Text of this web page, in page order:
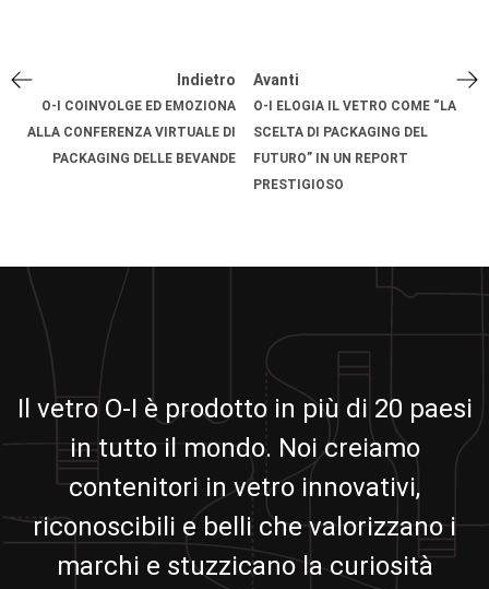
Indietro
O-I COINVOLGE ED EMOZIONA
ALLA CONFERENZA VIRTUALE DI
PACKAGING DELLE BEVANDE
Avanti
O-I ELOGIA IL VETRO COME “LA
SCELTA DI PACKAGING DEL
FUTURO” IN UN REPORT
PRESTIGIOSO
Il vetro O-I è prodotto in più di 20 paesi
in tutto il mondo. Noi creiamo
contenitori in vetro innovativi,
riconoscibili e belli che valorizzano i
marchi e stuzzicano la curiosità